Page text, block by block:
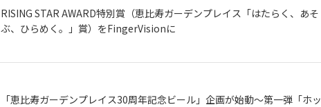
RISING STAR AWARD特別賞（恵比寿ガーデンプレイス「はたらく、あそ
ぶ、ひらめく。」賞）をFingerVisionに
「恵比寿ガーデンプレイス30周年記念ビール」企画が始動～第一弾「ホッ